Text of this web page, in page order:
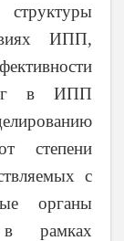
структуры
ИПП,
в ИПП
степени
с
органы
рамках